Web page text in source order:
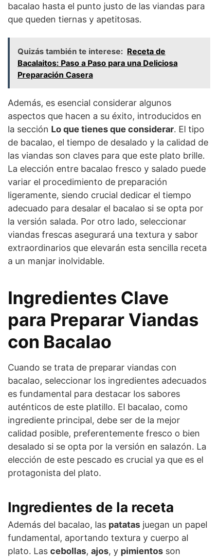
bacalao hasta el punto justo de las viandas para
que queden tiernas y apetitosas.
Quizás también te interese: Receta de
Bacalaitos: Paso a Paso para una Deliciosa
Preparación Casera
Además, es esencial considerar algunos
aspectos que hacen a su éxito, introducidos en
la sección Lo que tienes que considerar. El tipo
de bacalao, el tiempo de desalado y la calidad de
las viandas son claves para que este plato brille.
La elección entre bacalao fresco y salado puede
variar el procedimiento de preparación
ligeramente, siendo crucial dedicar el tiempo
adecuado para desalar el bacalao si se opta por
la versión salada. Por otro lado, seleccionar
viandas frescas asegurará una textura y sabor
extraordinarios que elevarán esta sencilla receta
a un manjar inolvidable.
Ingredientes Clave
para Preparar Viandas
con Bacalao
Cuando se trata de preparar viandas con
bacalao, seleccionar los ingredientes adecuados
es fundamental para destacar los sabores
auténticos de este platillo. El bacalao, como
ingrediente principal, debe ser de la mejor
calidad posible, preferentemente fresco o bien
desalado si se opta por la versión en salazón. La
elección de este pescado es crucial ya que es el
protagonista del plato.
Ingredientes de la receta
Además del bacalao, las patatas juegan un papel
fundamental, aportando textura y cuerpo al
plato. Las cebollas, ajos, y pimientos son